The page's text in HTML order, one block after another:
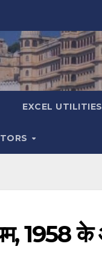
EXCEL UTILITIES
1958 के